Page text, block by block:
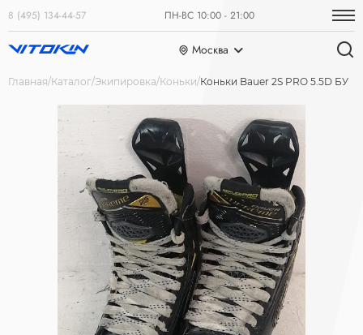
8 (495) 134-44-57 ПН-ВС 10:00 - 21:00
Москва
Главная Каталог Экипировка Коньки Коньки Bauer 2S PRO 5.5D БУ